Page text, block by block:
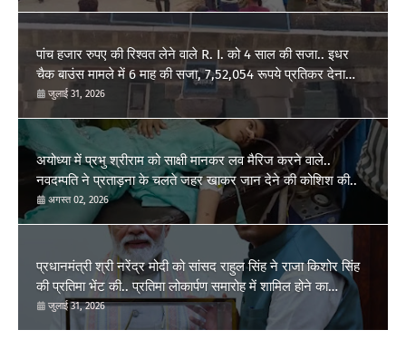
पांच हजार रुपए की रिश्वत लेने वाले R. I. को 4 साल की सजा.. इधर
चैक बाउंस मामले में 6 माह की सजा, 7,52,054 रूपये प्रतिकर देना
होगा..जुलाई 31, 2026
अयोध्या में प्रभु श्रीराम को साक्षी मानकर लव मैरिज करने वाले..
नवदम्पति ने प्रताड़ना के चलते जहर खाकर जान देने की कोशिश की..
अगस्त 02, 2026
प्रधानमंत्री श्री नरेंद्र मोदी को सांसद राहुल सिंह ने राजा किशोर सिंह
की प्रतिमा भेंट की.. प्रतिमा लोकार्पण समारोह में शामिल होने का
आग्रह..
जुलाई 31, 2026